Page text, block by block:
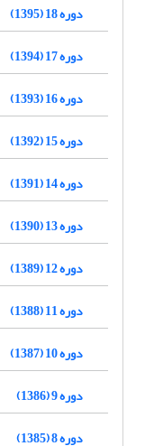
دوره 18 (1395)
دوره 17 (1394)
دوره 16 (1393)
دوره 15 (1392)
دوره 14 (1391)
دوره 13 (1390)
دوره 12 (1389)
دوره 11 (1388)
دوره 10 (1387)
دوره 9 (1386)
دوره 8 (1385)